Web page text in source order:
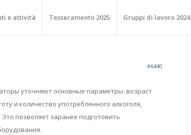
e attività Tesseramento 2025 Gruppi di lavoro 2024
#6440
уточняют основные параметры: возраст
и количество употреблённого алкоголя,
позволяет заранее подготовить